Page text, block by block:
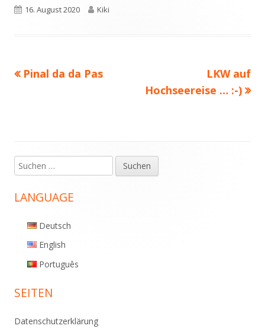
Veröffentlicht
16. August 2020 Autor
Kiki
Beitragsnavigation
Vorheriger
Pinal da da Pas
Nächster
Beitrag
LKW auf
Hochseereise … :-)
Haupt-
Seitenleiste
Suchen
nach:
LANGUAGE
Deutsch
English
Português
SEITEN
Datenschutzerklärung